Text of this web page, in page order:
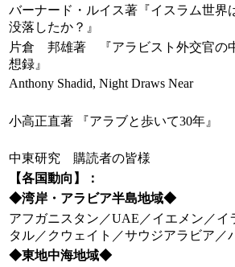
バーナード・ルイス著『イスラム世界
没落したか？』
片倉 邦雄著 『アラビスト外交官の
想録』
Anthony Shadid, Night Draws Near
小高正直著 『アラブと歩いて30年』
中東研究 購読者の皆様
【各国動向】：
◆湾岸・アラビア半島地域◆
アフガニスタン／UAE／イエメン／イ
タル／クウェイト／サウジアラビア／
◆東地中海地域◆